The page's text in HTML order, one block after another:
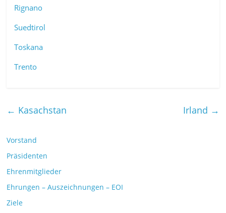
Rignano
Suedtirol
Toskana
Trento
← Kasachstan Irland →
Vorstand
Präsidenten
Ehrenmitglieder
Ehrungen – Auszeichnungen – EOI
Ziele